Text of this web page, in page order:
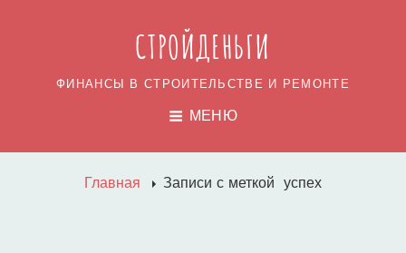
СТРОЙДЕНЬГИ
ФИНАНСЫ В СТРОИТЕЛЬСТВЕ И РЕМОНТЕ
МЕНЮ
Главная Записи с меткой успех